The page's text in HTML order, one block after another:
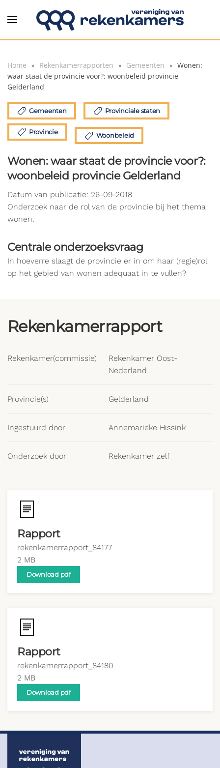
Overslaan en naar de inhoud gaan
Home Rekenkamerrapporten Gemeenten
Wonen:
waar staat de provincie voor?: woonbeleid provincie
Gelderland
Gemeenten Provinciale staten
Provincie Woonbeleid
Wonen: waar staat de provincie voor?:
woonbeleid provincie Gelderland
Datum van publicatie: 26-09-2018
Onderzoek naar de rol van de provincie bij het thema
wonen.
Centrale onderzoeksvraag
In hoeverre slaagt de provincie er in om haar (regie)rol
op het gebied van wonen adequaat in te vullen?
Rekenkamerrapport
Rekenkamer(commissie)
Rekenkamer Oost-
Nederland
Provincie(s) Gelderland
Ingestuurd door Annemarieke Hissink
Onderzoek door Rekenkamer zelf
Rapport
rekenkamerrapport_84177
2 MB
Download pdf
Rapport
rekenkamerrapport_84180
2 MB
Download pdf